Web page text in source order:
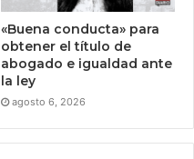
«Buena conducta» para
obtener el título de
abogado e igualdad ante
la ley
agosto 6, 2026